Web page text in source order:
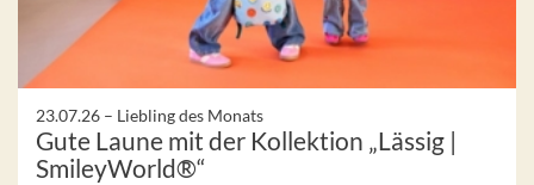
23.07.26 – Liebling des Monats
Gute Laune mit der Kollektion „Lässig |
SmileyWorld®“